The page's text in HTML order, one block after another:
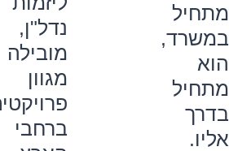
מתחיל
במשרד,
הוא
מתחיל
בדרך
אליו.
נדל"ן,
מובילה
מגוון
ברחבי